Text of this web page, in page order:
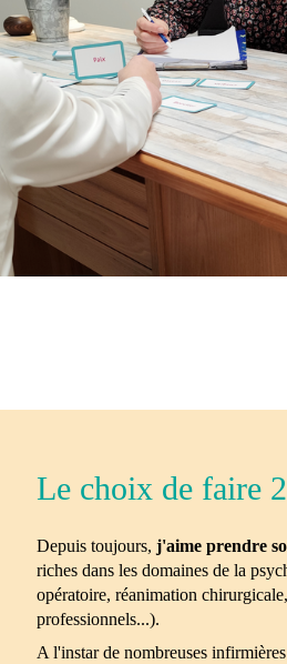
Le choix de faire
Depuis toujours, j'aime prendre
riches dans les domaines de la
opératoire, réanimation
professionnels...).
A l'instar de nombreuses